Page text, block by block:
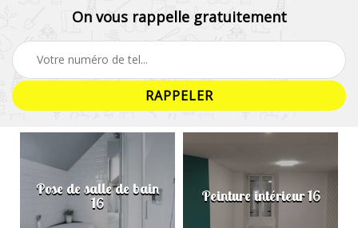
On vous rappelle gratuitement
Pose de salle de bain
16 Peinture intérieur 16